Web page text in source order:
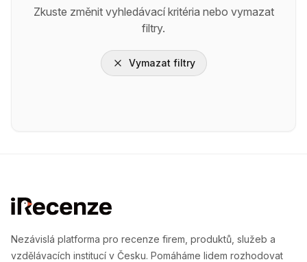
Zkuste změnit vyhledávací kritéria nebo vymazat
filtry.
Vymazat filtry
Nezávislá platforma pro recenze firem, produktů, služeb a
vzdělávacích institucí v Česku. Pomáháme lidem rozhodovat